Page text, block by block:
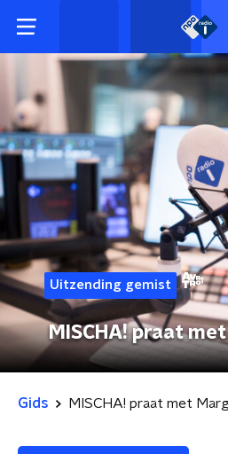
Uitzending gemist
MISCHA! praat
Gids MISCHA! praat met